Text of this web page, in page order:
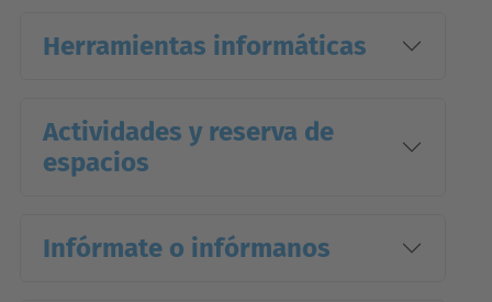
Herramientas informáticas
Actividades y reserva de
espacios
Infórmate o infórmanos